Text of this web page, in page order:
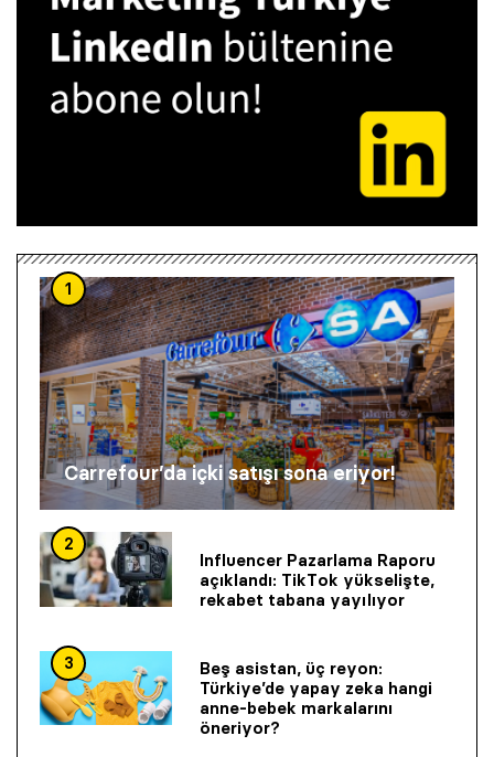
1
Carrefour’da içki satışı sona eriyor!
2
Influencer Pazarlama Raporu
açıklandı: TikTok yükselişte,
rekabet tabana yayılıyor
3
Beş asistan, üç reyon:
Türkiye’de yapay zeka hangi
anne-bebek markalarını
öneriyor?